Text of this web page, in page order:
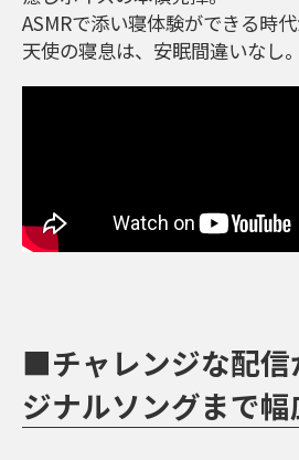
ASMRで添い寝体験ができる時代
天使の寝息は、安眠間違いなし。
■チャレンジな配信
ジナルソングまで